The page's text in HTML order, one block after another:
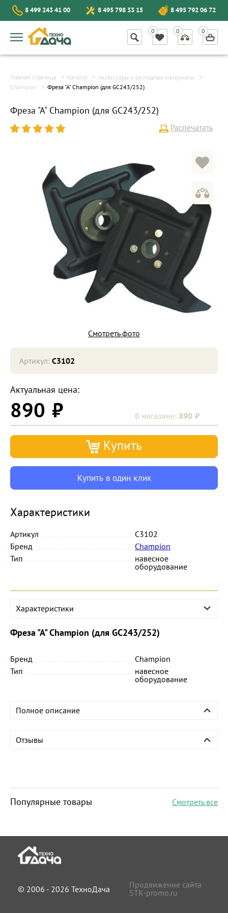
8 499 243 41 00 8 495 798 33 15 8 495 792 06 72
Главная страница Каталог
Аксессуары и расходные материалы
Champion
Фреза "А" Champion (для GC243/252)
Фреза "А" Champion (для GC243/252)
Распечатать
Смотреть фото
Актуальная цена:
890 890
Купить
Купить в один клик
Характеристики
Артикул
C3102
Бренд
Champion
Тип
навесное
оборудование
Артикул: C3102
Характеристики
Фреза "А" Champion (для GC243/252)
Бренд
Champion
Тип
навесное
оборудование
Полное описание
Отзывы
Популярные товары Смотреть все
© 2006 - 2026 ТехноДача
Продвижение сайта
STK-promo.ru